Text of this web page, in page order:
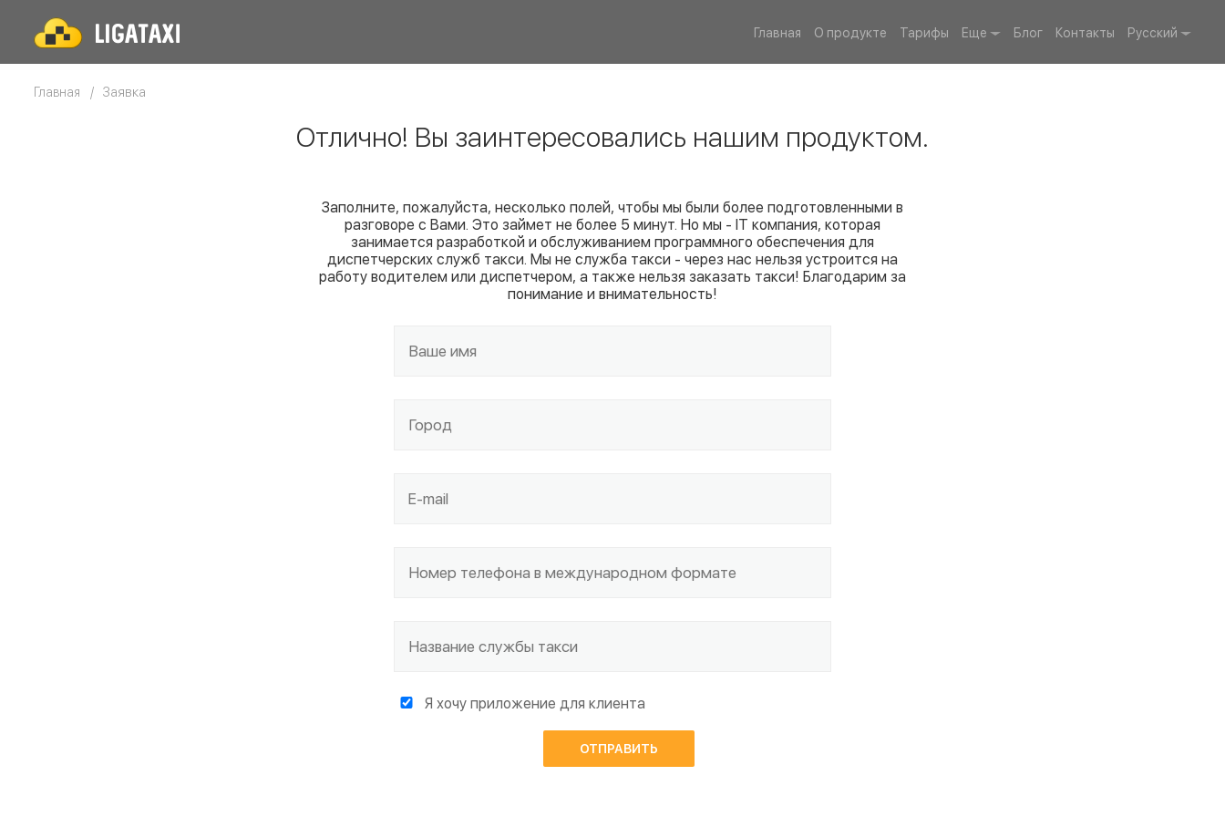
Главная О продукте Тарифы Еще Блог Контакты Русский
Главная Заявка
Отлично! Вы заинтересовались нашим продуктом.
Заполните, пожалуйста, несколько полей, чтобы мы были более подготовленными в
разговоре с Вами. Это займет не более 5 минут. Но мы - IT компания, которая
занимается разработкой и обслуживанием программного обеспечения для
диспетчерских служб такси. Мы не служба такси - через нас нельзя устроится на
работу водителем или диспетчером, а также нельзя заказать такси! Благодарим за
понимание и внимательность!
Я хочу приложение для клиента
ОТПРАВИТЬ